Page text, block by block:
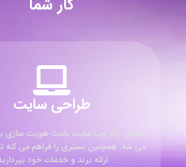
کار شما
طراحی سایت
داشتن یک وب سایت باعث هویت سازی
می شه. همچنین بستری را فراهم می کنه
ارائه برند و خدمات خود